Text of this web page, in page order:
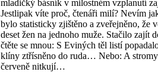
mladičký básník v milostném vzplanutí
Jestlipak víte proč, čtenáři milí? Nevím
bylo statisticky zjištěno a zveřejněno, že
deset žen na jednoho muže. Stačilo zajít
čtěte se mnou: S Eviných těl listí
klíny ztřísněno do ruda… Nebo: A
červeně nitkují…